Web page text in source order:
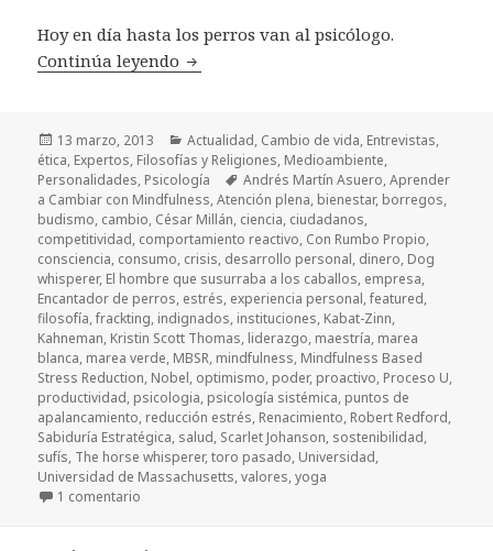
Hoy en día hasta los perros van al psicólogo.
Continúa leyendo Mindfulness y MBSR, aprender a
Publicado
el
13 marzo, 2013 Categorías
Actualidad, Cambio de vida, Entrevistas,
ética, Expertos, Filosofías y Religiones, Medioambiente,
Personalidades, Psicología Etiquetas
Andrés Martín Asuero,Aprender
a Cambiar con Mindfulness,Atención plena, bienestar, borregos,
budismo, cambio, César Millán, ciencia, ciudadanos,
competitividad, comportamiento reactivo, Con Rumbo Propio,
consciencia, consumo, crisis, desarrollo personal, dinero, Dog
whisperer, El hombre que susurraba a los caballos, empresa,
Encantador de perros, estrés, experiencia personal,featured,
filosofía,frackting, indignados, instituciones, Kabat-Zinn,
Kahneman, Kristin Scott Thomas, liderazgo, maestría, marea
blanca, marea verde, MBSR, mindfulness, Mindfulness Based
Stress Reduction, Nobel, optimismo, poder, proactivo, Proceso U,
productividad, psicologia, psicología sistémica, puntos de
apalancamiento, reducción estrés, Renacimiento, Robert Redford,
Sabiduría Estratégica, salud, Scarlet Johanson, sostenibilidad,
sufís, The horse whisperer,toro pasado, Universidad,
Universidad de Massachusetts,valores,yoga
1 comentario